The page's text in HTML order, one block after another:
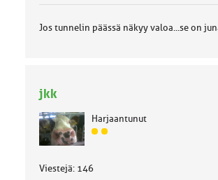
Jos tunnelin päässä näkyy valoa...se on
jkk
Harjaantunut
J
e
Viestejä: 146